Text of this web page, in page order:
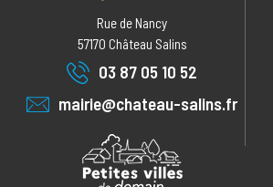
Rue de Nancy
57170 Château Salins
03 87 05 10 52
mairie@chateau-salins.fr